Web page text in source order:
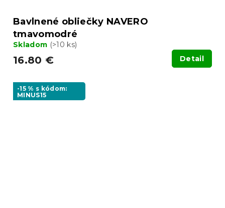
Bavlnené obliečky NAVERO
tmavomodré
Skladom (>10 ks)
16.80 € Detail
-15 % s kódom:
MINUS15